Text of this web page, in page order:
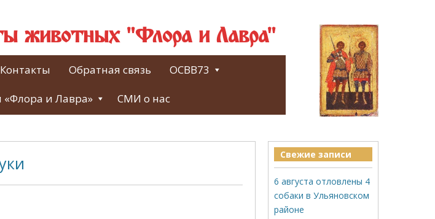
животных "Флора и Лавра"
Контакты Обратная связь ОСВВ73
и Лавра» СМИ о нас
Свежие записи
6 августа отловлены 4
собаки в Ульяновском
районе